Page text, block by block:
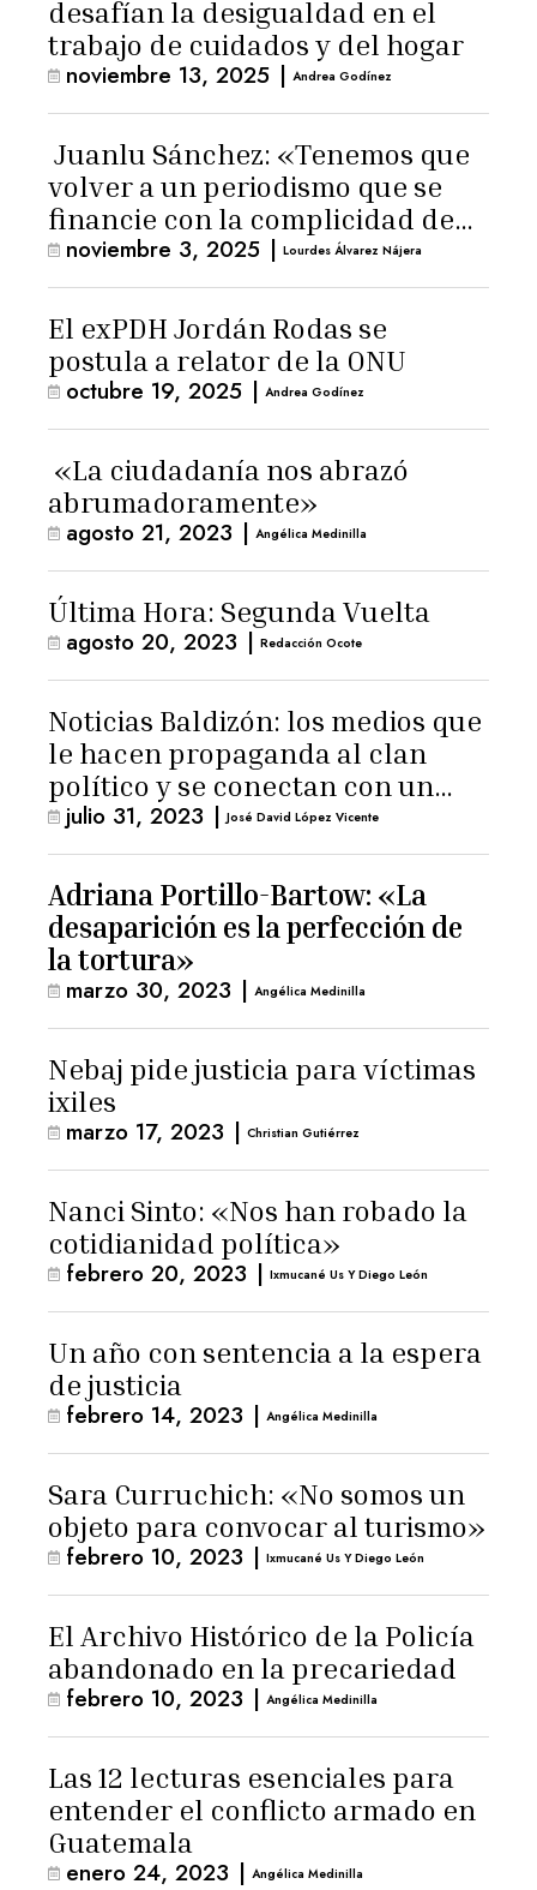
desafían la desigualdad en el
trabajo de cuidados y del hogar
noviembre 13, 2025 | Andrea Godínez
Juanlu Sánchez: «Tenemos que
volver a un periodismo que se
financie con la complicidad de
los lectores»
noviembre 3, 2025 | Lourdes Álvarez Nájera
El exPDH Jordán Rodas se
postula a relator de la ONU
octubre 19, 2025 | Andrea Godínez
«La ciudadanía nos abrazó
abrumadoramente»
agosto 21, 2023 | Angélica Medinilla
Última Hora: Segunda Vuelta
agosto 20, 2023 | Redacción Ocote
Noticias Baldizón: los medios que
le hacen propaganda al clan
político y se conectan con un
hombre de confianza de
Giammattei
julio 31, 2023 | José David López Vicente
Adriana Portillo-Bartow: «La
desaparición es la perfección de
la tortura»
marzo 30, 2023 | Angélica Medinilla
Nebaj pide justicia para víctimas
ixiles
marzo 17, 2023 | Christian Gutiérrez
Nanci Sinto: «Nos han robado la
cotidianidad política»
febrero 20, 2023 | Ixmucané Us Y Diego León
Un año con sentencia a la espera
de justicia
febrero 14, 2023 | Angélica Medinilla
Sara Curruchich: «No somos un
objeto para convocar al turismo»
febrero 10, 2023 | Ixmucané Us Y Diego León
El Archivo Histórico de la Policía
abandonado en la precariedad
febrero 10, 2023 | Angélica Medinilla
Las 12 lecturas esenciales para
entender el conflicto armado en
Guatemala
enero 24, 2023 | Angélica Medinilla